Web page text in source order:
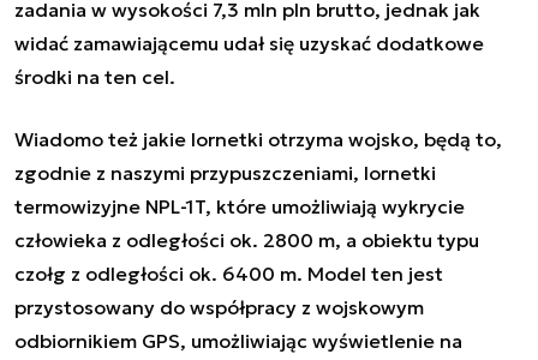
zadania w wysokości 7,3 mln pln brutto, jednak jak
widać zamawiającemu udał się uzyskać dodatkowe
środki na ten cel.
Wiadomo też jakie lornetki otrzyma wojsko, będą to,
zgodnie z naszymi przypuszczeniami, lornetki
termowizyjne NPL-1T, które umożliwiają wykrycie
człowieka z odległości ok. 2800 m, a obiektu typu
czołg z odległości ok. 6400 m. Model ten jest
przystosowany do współpracy z wojskowym
odbiornikiem GPS, umożliwiając wyświetlenie na